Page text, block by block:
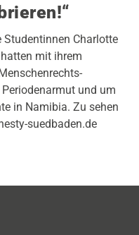
Charlotte
mit ihrem
und um
in Namibia. Zu sehen
suedbaden.de